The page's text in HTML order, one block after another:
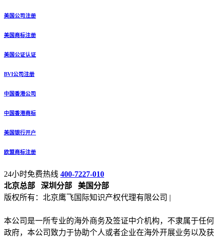
美国公司注册
美国商标注册
美国公证认证
BVI公司注册
中国香港公司
中国香港商标
美国银行开户
欧盟商标注册
24小时免费热线 400-7227-010
北京总部 深圳分部 美国分部
版权所有：北京鹰飞国际知识产权代理有限公司 |
本公司是一所专业的海外商务及签证中介机构，不隶属于任何
政府，本公司致力于协助个人或者企业在海外开展业务以及获